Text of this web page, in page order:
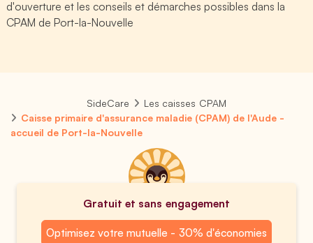
d'ouverture et les conseils et démarches possibles dans la
CPAM de Port-la-Nouvelle
SideCare
Les caisses CPAM
Caisse primaire d'assurance maladie (CPAM) de l'Aude -
accueil de Port-la-Nouvelle
Gratuit et sans engagement
Optimisez votre mutuelle - 30% d'économies